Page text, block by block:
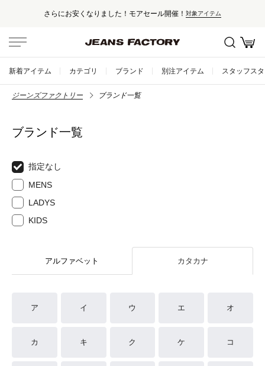
さらにお安くなりました！モアセール開催！ 対象アイテム
新着アイテム カテゴリ ブランド 別注アイテム スタッフス
ジーンズファクトリー ブランド一覧
ブランド一覧
指定なし
MENS
LADYS
KIDS
アルファベット カタカナ
ア イ ウ エ オ
カ キ ク ケ コ